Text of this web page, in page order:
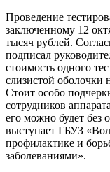
Проведение
заключенному 12
тысяч рублей.
подписал
стоимость одного
слизистой оболочки
Стоит особо
сотрудников
его можно будет без
выступает ГБУЗ
профилактике и
заболеваниями».